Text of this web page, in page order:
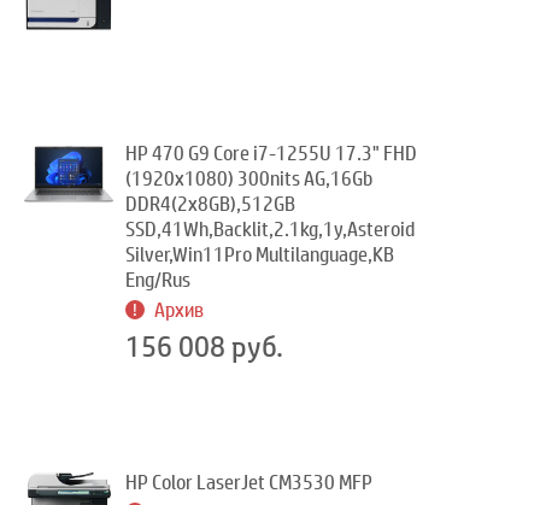
HP 470 G9 Core i7-1255U 17.3" FHD
(1920x1080) 300nits AG,16Gb
DDR4(2x8GB),512GB
SSD,41Wh,Backlit,2.1kg,1y,Asteroid
Silver,Win11Pro Multilanguage,KB
Eng/Rus
Архив
156 008 руб.
HP Color LaserJet CM3530 MFP